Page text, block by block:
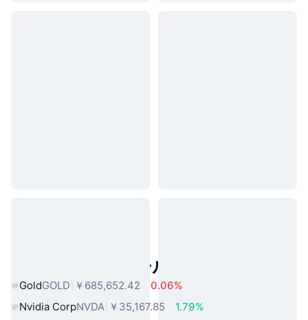
人気のリアルワールドアセット
GoldGOLD ￥685,652.42
0.06%
Nvidia CorpNVDA ￥35,167.85
1.79%